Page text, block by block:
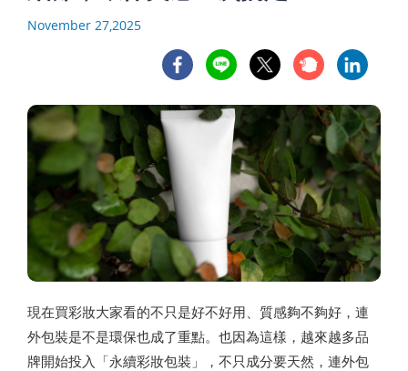
November 27,2025
現在買彩妝大家看的不只是好不好用、質感夠不夠好，連
外包裝是不是環保也成了重點。也因為這樣，越來越多品
牌開始投入「永續彩妝包裝」，不只成分要天然，連外包